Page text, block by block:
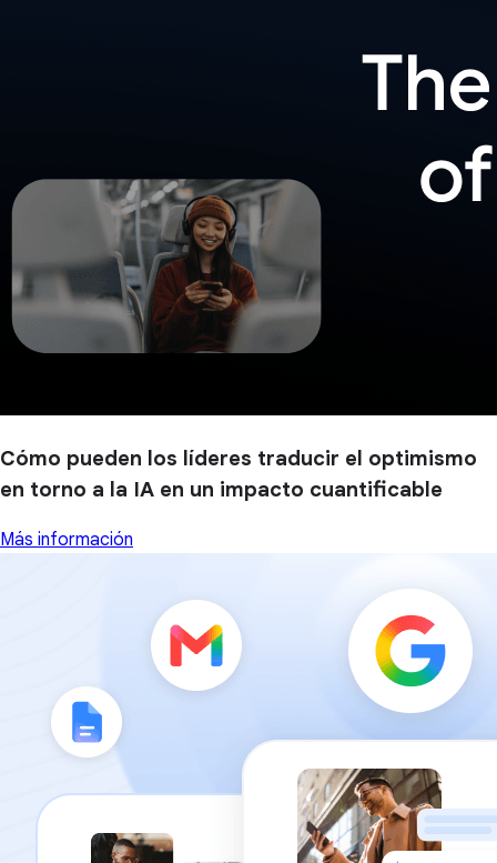
Cómo pueden los líderes traducir el optimismo
en torno a la IA en un impacto cuantificable
Más información